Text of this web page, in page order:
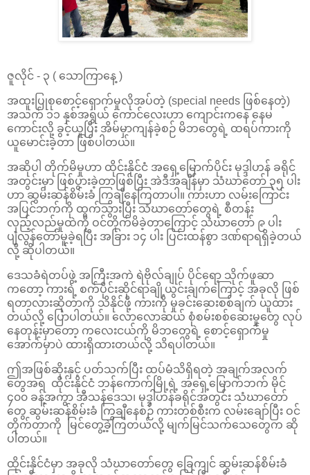
ဇူလိုင် - ၃ ( သောကြာနေ့ )
အထူးပြုစုစောင့်ရှောက်မှုလိုအပ်တဲ့ (special needs ဖြစ်နေတဲ့)
အသက် ၁၁ နှစ်အရွယ် ကောင်လေးဟာ ကျောင်းကနေ နေမ
ကောင်းလို့ ခွင့်ယူပြီး အိမ်မှာကျန်ခဲ့စဉ် မိဘတွေရဲ့ ထရပ်ကားကို
ယူမောင်းခဲ့တာ ဖြစ်ပါတယ်။
အဆိုပါ တိုက်မိမှုဟာ ထိုင်းနိုင်ငံ အရှေ့မြောက်ပိုင်း မုဒ္ဒါဟန် ခရိုင်
အတွင်းမှာ ဖြစ်ပွားခဲ့တာဖြစ်ပြီး အဲဒီအချိန်မှာ သံဃာတော် ၃၅ ပါး
ဟာ ဆွမ်းဆန်စိမ်းခံ ကြွချီနေကြတာပါ။ ကားဟာ လမ်းကြောင်း
အပြင်ဘက်ကို ထွက်သွားပြီး သံဃာတော်တွေရဲ့ စီတန်း
လှည့်လည်မှုထဲကို ဝင်တိုက်မိခဲ့တာကြောင့် သံဃာတော် ၉ ပါး
ပျံလွန်တော်မူခဲ့ရပြီး အခြား ၁၄ ပါး ပြင်းထန်စွာ ဒဏ်ရာရရှိခဲ့တယ်
လို့ ဆိုပါတယ်။
ဒေသခံရဲတပ်ဖွဲ့ အကြီးအကဲ ရဲဗိုလ်ချုပ် ပိုင်ရော့ သိုက်ဖူဆာ
ကတော့ ကားရဲ့ စက်ပိုင်းဆိုင်ရာချို့ယွင်းချက်ကြောင့် အခုလို ဖြစ်
ရတာလားဆိုတာကို သိနိုင်ဖို့ ကားကို မှုခင်းဆေးစစ်ချက် ယူထား
တယ်လို့ ပြောပါတယ်။ လောလောဆယ် စုံစမ်းစစ်ဆေးမှုတွေ လုပ်
နေတုန်းမှာတော့ ကလေးငယ်ကို မိဘတွေရဲ့ စောင့်ရှောက်မှု
အောက်မှာပဲ ထားရှိထားတယ်လို့ သိရပါတယ်။
ဤအဖြစ်ဆိုးနှင့် ပတ်သက်ပြီး ထပ်မံသိရှိရတဲ့ အချက်အလက်
တွေအရ ထိုင်းနိုင်ငံ ဘန်ကောက်မြို့ရဲ့ အရှေ့မြောက်ဘက် မိုင်
၄၀၀ ခန့်အကွာ အီသန်ဒေသ၊ မုဒ္ဒါဟန်ခရိုင်အတွင်း သံဃာတော်
တွေ ဆွမ်းဆန်စိမ်းခံ ကြွချီနေစဉ် ကားတစ်စီးက လမ်းချော်ပြီး ဝင်
တိုက်တာကို မြင်တွေ့ခဲ့ကြတယ်လို့ မျက်မြင်သက်သေတွေက ဆို
ပါတယ်။
ထိုင်းနိုင်ငံမှာ အခုလို သံဃာတော်တွေ ခြေကျင် ဆွမ်းဆန်စိမ်းခံ